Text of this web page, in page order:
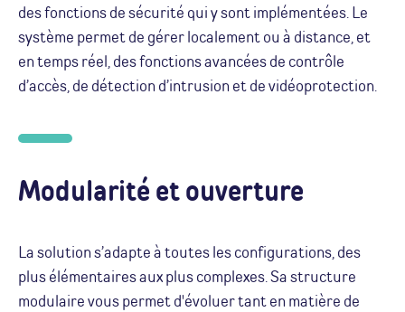
des fonctions de sécurité qui y sont implémentées. Le
système permet de gérer localement ou à distance, et
en temps réel, des fonctions avancées de contrôle
d’accès, de détection d’intrusion et de vidéoprotection.
Modularité et ouverture
La solution s’adapte à toutes les configurations, des
plus élémentaires aux plus complexes. Sa structure
modulaire vous permet d'évoluer tant en matière de